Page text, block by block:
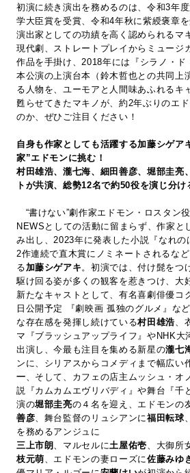
初演に続き演出を務めるのは、令和3年
学大臣賞を受賞、令和4年秋に紫綬褒章
演出家としての功績を高く認められるマ
現代劇、ストレートプレイからミュージ
作品を手掛け、2018年には『シラノ・ド
本公演の上演台本（鈴木哲也との共同上
る人物を、ユーモアと人間味あふれるキ
甦らせてきたマキノが、約2年ぶりのエ
のか、ぜひご注目ください！
自身も作家としても活躍する加藤シゲア
家”エドモンに挑む！
村田雄浩、瀧七海、細田善彦、堀部圭亮
トが共演、総勢12名で約50役を演じ分け
“書けない”劇作家エドモン・ロスタン
NEWSとしての活動に留まらず、作家と
み出し、2023年に発表した小説『なれの
2作連続で直木賞にノミネートされるな
る加藤シゲアキ。初演では、付け髭をつ
駆け回る姿が多くの観客を惹きつけ、大
新たなキャストとして、有名喜劇俳優コ
日公開予定 『劇映画 孤独のグルメ』な
な存在感を発揮し続けている村田雄浩、
マ『ブラッシュアップライフ』やNHK大
出演し、今最も注目を集める新星の瀧七
ンに、シリアスからコメディまで幅広い
一、そして、カフェの店主ムッシュ・オ
説『カムカムエヴリバディ』や舞台『千
演の堀部圭亮の４名を迎え、エドモンの
善彦、舞台監督のリュシアンに福田転球
を務めるアンジュに
三上市朗 、マルセルに土屋佑壱、大御所
枝元萌、エドモンの妻ローズに佐藤みゆ